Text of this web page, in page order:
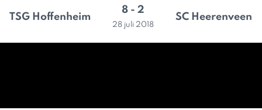
TSG Hoffenheim
8 - 2
28 juli 2018
SC Heerenveen